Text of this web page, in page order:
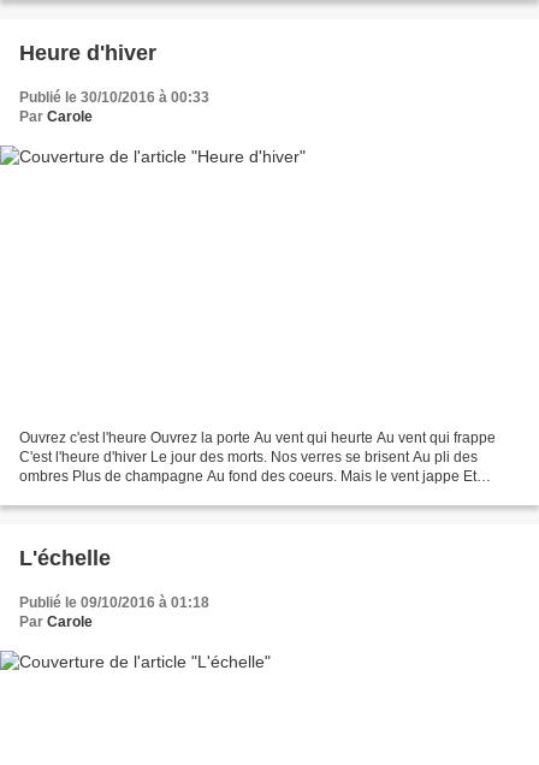
Heure d'hiver
Publié le 30/10/2016 à 00:33
Par Carole
Ouvrez c'est l'heure Ouvrez la porte Au vent qui heurte Au vent qui frappe
C'est l'heure d'hiver Le jour des morts. Nos verres se brisent Au pli des
ombres Plus de champagne Au fond des coeurs. Mais le vent jappe Et
L'échelle
Publié le 09/10/2016 à 01:18
Par Carole